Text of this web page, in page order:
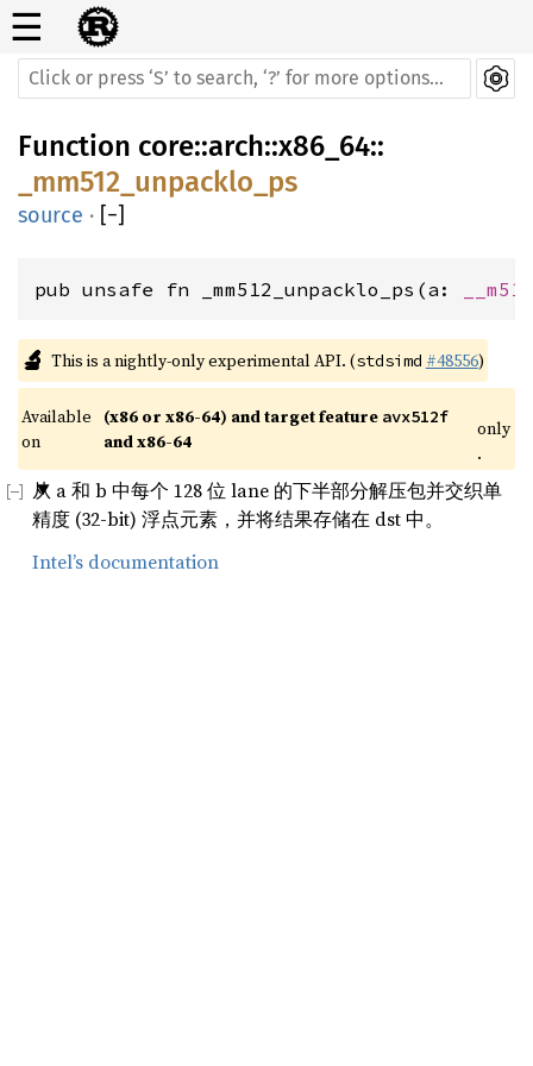
☰
Function core::arch::x86_64::
_mm512_unpacklo_ps
source · [−]
pub unsafe fn _mm512_unpacklo_ps(a: __m512
🔬 This is a nightly-only experimental API. (stdsimd #48556)
Available
on
(x86 or x86-64) and target feature avx512f
and x86-64
only
.
从 a 和 b 中每个 128 位 lane 的下半部分解压包并交织单
精度 (32-bit) 浮点元素，并将结果存储在 dst 中。
Intel’s documentation